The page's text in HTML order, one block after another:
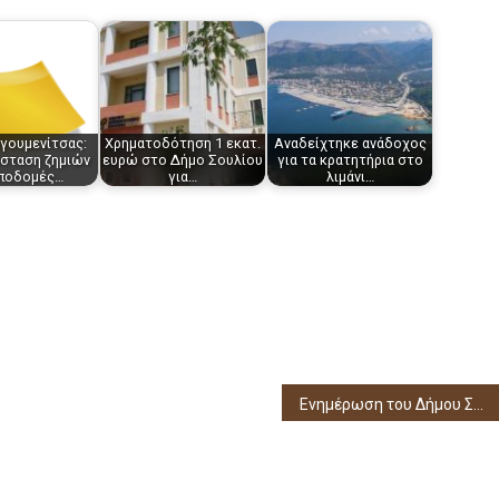
ζημιών
Χρηματοδότηση 1 εκατ.
ευρώ στο Δήμο Σουλίου
για…
Αναδείχτηκε ανάδοχος
για τα κρατητήρια στο
λιμάνι…